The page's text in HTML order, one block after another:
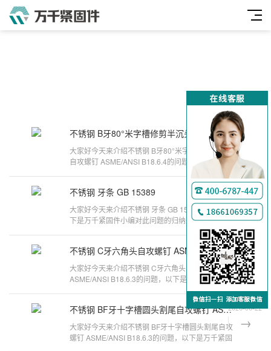
不锈钢 B牙80°米字槽修剪半沉头自攻螺钉 ASME/ANSI B18.6.4
2026-08-10
大家好今天来介绍不锈钢 B牙80°米字槽修剪半沉头
自攻螺钉 ASME/ANSI B18.6.4的问题，以下是万千
紧固件小编对此问题的归纳整理，来看
不锈钢 牙条 GB 15389 2026-06-24
大家好今天来介绍不锈钢 牙条 GB 15389的问题，以
下是万千紧固件小编对此问题的归纳整理，来看看
不锈钢 C牙六角头自攻螺钉 ASME/ANSI B18.6.3
2026-06-24
大家好今天来介绍不锈钢 C牙六角头自攻螺钉
ASME/ANSI B18.6.3的问题，以下是万千紧固件小编
对此问题的归纳整理，来看看吧。自攻螺丝
不锈钢 BF牙十字槽圆头割尾自攻螺钉 ASME/ANSI B18.6.32026-06-22
大家好今天来介绍不锈钢 BF牙十字槽圆头割尾自攻
螺钉 ASME/ANSI B18.6.3的问题，以下是万千紧固
工